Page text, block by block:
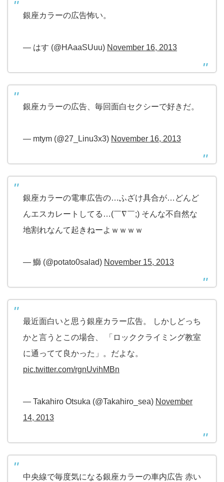
銀座カラーの広告怖い。
— はす (@HAaaSUuu) November 16, 2013
銀座カラーの広告、毎回面白セクシーで好きだ。
— mtym (@27_Linu3x3) November 16, 2013
銀座カラーの電車広告の…ふざけ具合が…どんど
んエスカレートしてる…(￣∇￣;) そんな不自然な
地割れなんて起きねーよｗｗｗｗ
— 鰤 (@potato0salad) November 15, 2013
最近面白いと思う銀座カラー広告。 しかしどっち
かと言うとこの場合、 「ロッククライミング教室
に通ってて良かった」。だよな。
pic.twitter.com/rgnUvihMBn
— Takahiro Otsuka (@Takahiro_sea) November
14, 2013
中央線で毎度気になる銀座カラーの車内広告 赤い